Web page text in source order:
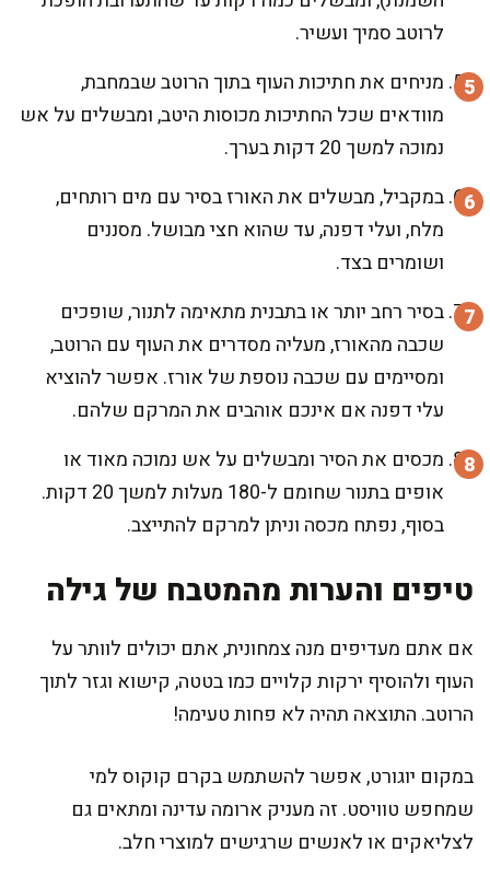
לרוטב סמיך ועשיר.
מניחים את חתיכות העוף בתוך הרוטב שבמחבת,
מוודאים שכל החתיכות מכוסות היטב, ומבשלים על אש
נמוכה למשך 20 דקות בערך.
במקביל, מבשלים את האורז בסיר עם מים רותחים,
מלח, ועלי דפנה, עד שהוא חצי מבושל. מסננים
ושומרים בצד.
בסיר רחב יותר או בתבנית מתאימה לתנור, שופכים
שכבה מהאורז, מעליה מסדרים את העוף עם הרוטב,
ומסיימים עם שכבה נוספת של אורז. אפשר להוציא
עלי דפנה אם אינכם אוהבים את המרקם שלהם.
מכסים את הסיר ומבשלים על אש נמוכה מאוד או
אופים בתנור שחומם ל-180 מעלות למשך 20 דקות.
בסוף, נפתח מכסה וניתן למרקם להתייצב.
טיפים והערות מהמטבח של גילה
אם אתם מעדיפים מנה צמחונית, אתם יכולים לוותר על
העוף ולהוסיף ירקות קלויים כמו בטטה, קישוא וגזר לתוך
הרוטב. התוצאה תהיה לא פחות טעימה!
במקום יוגורט, אפשר להשתמש בקרם קוקוס למי
שמחפש טוויסט. זה מעניק ארומה עדינה ומתאים גם
לצליאקים או לאנשים שרגישים למוצרי חלב.